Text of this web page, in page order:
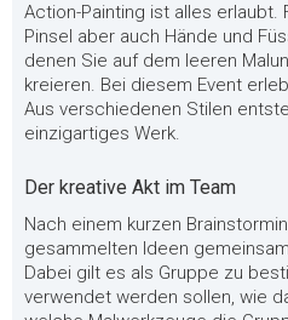
Action-Painting ist alles erlaubt.
Pinsel aber auch Hände und
denen Sie auf dem leeren
kreieren. Bei diesem Event
Aus verschiedenen Stilen
einzigartiges Werk.
Der kreative Akt im Team
Nach einem kurzen
gesammelten Ideen
Dabei gilt es als Gruppe zu
verwendet werden sollen, wie